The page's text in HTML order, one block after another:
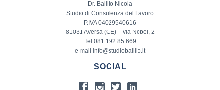
Dr. Balillo Nicola
Studio di Consulenza del Lavoro
P.IVA 04029540616
81031 Aversa (CE) – via Nobel, 2
Tel 081 192 85 669
e-mail info@studiobalillo.it
SOCIAL